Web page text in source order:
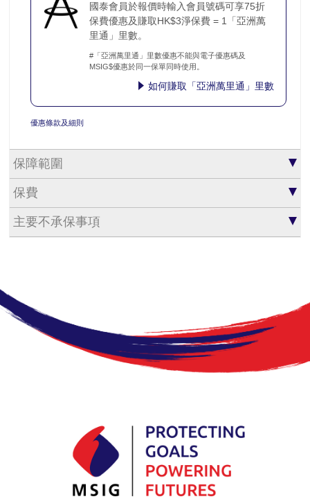
國泰會員於報價時輸入會員號碼可享75折
保費優惠及賺取HK$3淨保費 = 1「亞洲萬
里通」里數。
#「亞洲萬里通」里數優惠不能與電子優惠碼及
MSIG$優惠於同一保單同時使用。
如何賺取「亞洲萬里通」里數
優惠條款及細則
保障範圍
保費
主要不承保事項